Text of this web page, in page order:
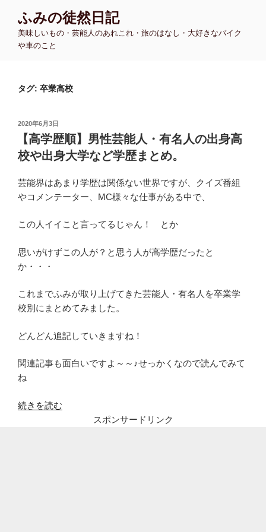
ふみの徒然日記
美味しいもの・芸能人のあれこれ・旅のはなし・大好きなバイク
や車のこと
タグ: 卒業高校
投
稿
日:
2020年6月3日
【高学歴順】男性芸能人・有名人の出身高
校や出身大学など学歴まとめ。
芸能界はあまり学歴は関係ない世界ですが、クイズ番組
やコメンテーター、MC様々な仕事がある中で、
この人イイこと言ってるじゃん！ とか
思いがけずこの人が？と思う人が高学歴だったと
か・・・
これまでふみが取り上げてきた芸能人・有名人を卒業学
校別にまとめてみました。
どんどん追記していきますね！
関連記事も面白いですよ～～♪せっかくなので読んでみて
ね
“【高
続きを読む
スポンサードリンク